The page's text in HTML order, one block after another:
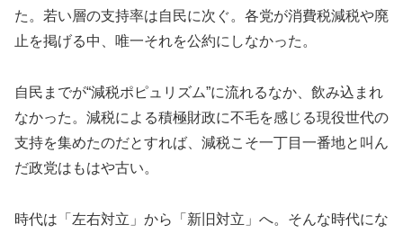
た。若い層の支持率は自民に次ぐ。各党が消費税減税や廃
止を掲げる中、唯一それを公約にしなかった。
自民までが“減税ポピュリズム”に流れるなか、飲み込まれ
なかった。減税による積極財政に不毛を感じる現役世代の
支持を集めたのだとすれば、減税こそ一丁目一番地と叫ん
だ政党はもはや古い。
時代は「左右対立」から「新旧対立」へ。そんな時代にな